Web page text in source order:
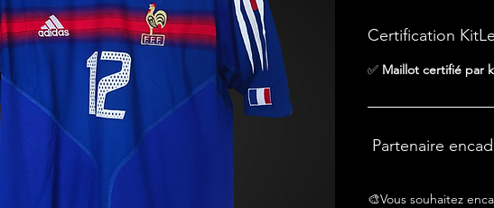
Certification
✅ Maillot certifié par
Partenaire
🎨Vous souhaitez